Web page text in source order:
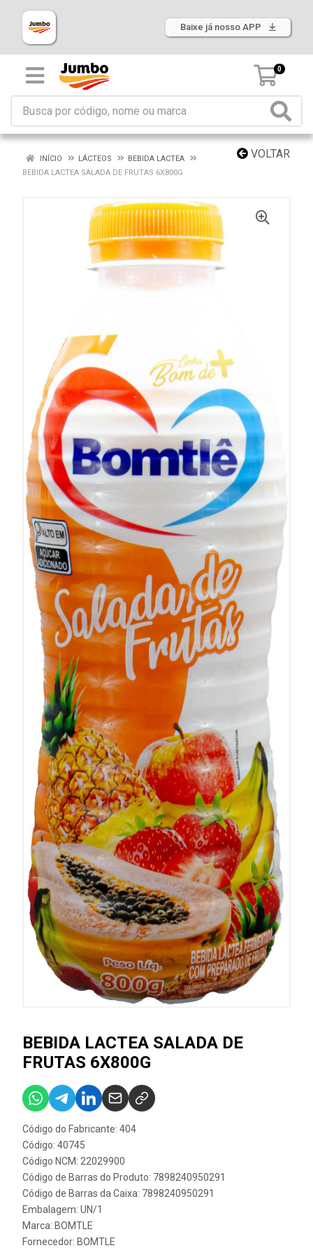
Baixe já nosso APP
0
VOLTAR
INÍCIO LÁCTEOS
BEBIDA LACTEA
BEBIDA LACTEA SALADA DE FRUTAS 6X800G
BEBIDA LACTEA SALADA DE
FRUTAS 6X800G
Código do Fabricante: 404
Código: 40745
Código NCM: 22029900
Código de Barras do Produto: 7898240950291
Código de Barras da Caixa: 7898240950291
Embalagem: UN/1
Marca: BOMTLE
Fornecedor: BOMTLE